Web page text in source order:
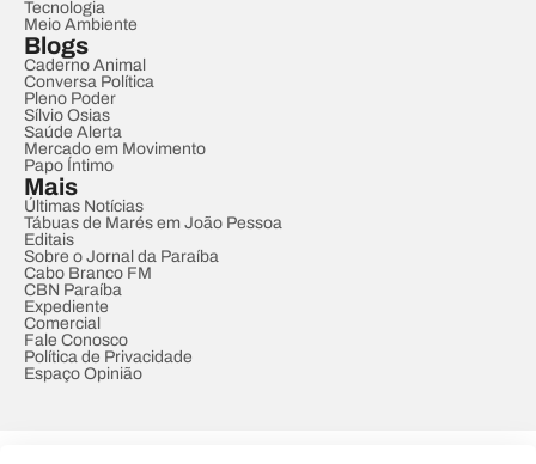
Tecnologia
Meio Ambiente
Blogs
Caderno Animal
Conversa Política
Pleno Poder
Sílvio Osias
Saúde Alerta
Mercado em Movimento
Papo Íntimo
Mais
Últimas Notícias
Tábuas de Marés em João Pessoa
Editais
Sobre o Jornal da Paraíba
Cabo Branco FM
CBN Paraíba
Expediente
Comercial
Fale Conosco
Política de Privacidade
Espaço Opinião